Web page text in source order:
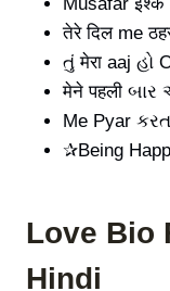
तेरे दिल me
તું मेरा aaj હો
मेने पहली
Me Pyar
✰Being
Love Bio
Hindi